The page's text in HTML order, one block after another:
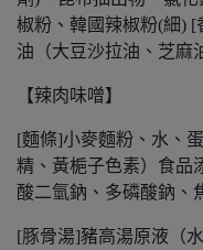
椒粉、韓國辣椒粉(細)
油（大豆沙拉油、芝麻
【辣肉味噌】
[麵條]小麥麵粉、水、
精、黃梔子色素）食品
酸二氫鈉、多磷酸鈉、
[豚骨湯]豬高湯原液（